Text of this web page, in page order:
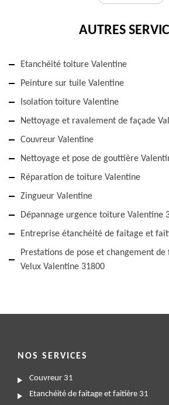
AUTRES
Etanchéité toiture Valentine
Peinture sur tuile Valentine
Isolation toiture Valentine
Nettoyage et ravalement de façade
Couvreur Valentine
Nettoyage et pose de gouttière
Réparation de toiture Valentine
Zingueur Valentine
Dépannage urgence toiture Valentine
Entreprise étanchéité de faitage et
Prestations de pose et changement
Velux Valentine 31800
NOS SERVICES
Couvreur 31
Etanchéité de faitage et faitière 31